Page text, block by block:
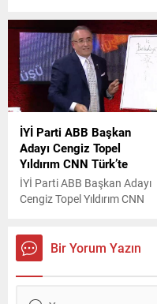
kesinleşmiş hapis cezasıyla
aranan firari, kardeşinin
kimlik numarasını verince
yakalandı.
İYİ Parti ABB Başkan
Adayı Cengiz Topel
Yıldırım CNN Türk’te
İYİ Parti ABB Başkan Adayı
Cengiz Topel Yıldırım CNN
Ankara’nın ulaşımında
mesela Kızılay’a gelmeden
başka yere gidemiyoruz.
Bir Yorum Yazın